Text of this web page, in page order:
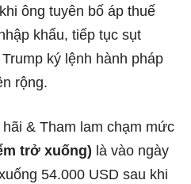
ông tuyên bố áp thuế
khẩu, tiếp tục sụt
ký lệnh hành pháp
rộng.
& Tham lam chạm mức
trở xuống) là vào ngày
54.000 USD sau khi